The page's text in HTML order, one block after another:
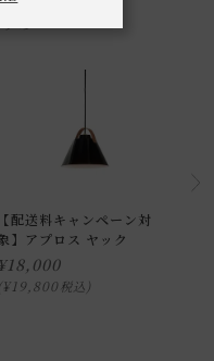
め
【配送料キャンペーン対
】アプロス ヤック
¥18,000
¥19,800 税込